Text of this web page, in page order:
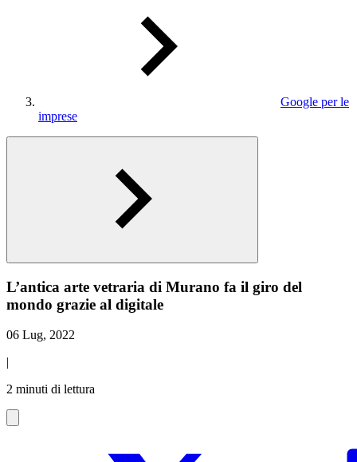
Google per le
imprese
L’antica arte vetraria di Murano fa il giro del
mondo grazie al digitale
06 Lug, 2022
|
2 minuti di lettura